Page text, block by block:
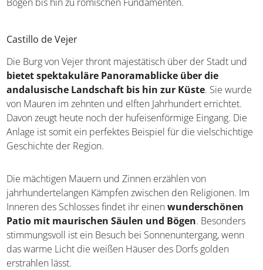
Castillo de Vejer
Die Burg von Vejer thront majestätisch über der Stadt und
bietet spektakuläre Panoramablicke über die
andalusische Landschaft bis hin zur Küste. Sie wurde
von Mauren im zehnten und elften Jahrhundert errichtet.
Davon zeugt heute noch der hufeisenförmige Eingang. Die
Anlage ist somit ein perfektes Beispiel für die vielschichtige
Geschichte der Region.
Die mächtigen Mauern und Zinnen erzählen von
jahrhundertelangen Kämpfen zwischen den Religionen. Im
Inneren des Schlosses findet ihr einenwunderschönen
Patio mit maurischen Säulen und Bögen. Besonders
stimmungsvoll ist ein Besuch bei Sonnenuntergang, wenn
das warme Licht die weißen Häuser des Dorfs golden
erstrahlen lässt.